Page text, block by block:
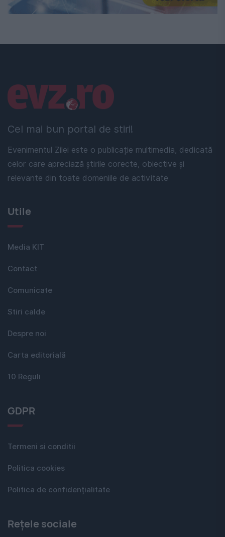
Cel mai bun portal de stiri!
Evenimentul Zilei este o publicație multimedia, dedicată
celor care apreciază știrile corecte, obiective și
relevante din toate domeniile de activitate
Linkuri utile
Utile
Media KIT
Contact
Comunicate
Stiri calde
Despre noi
Carta editorială
10 Reguli
GDPR
Termeni si conditii
Politica cookies
Politica de confidențialitate
Rețele sociale